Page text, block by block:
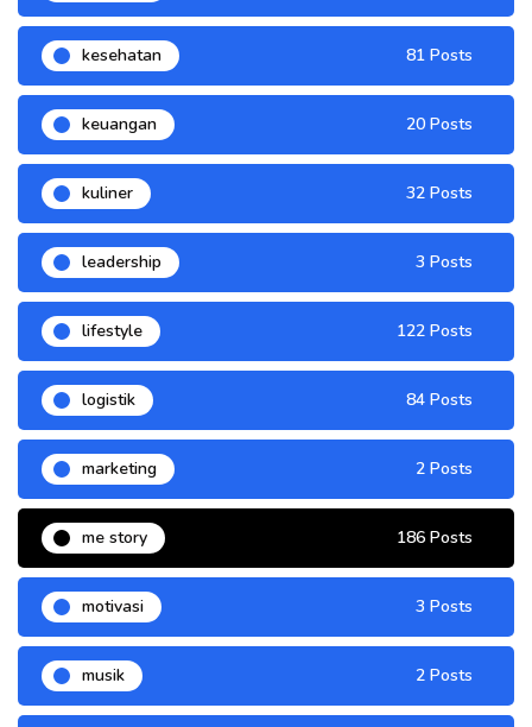
kesehatan 81 Posts
keuangan 20 Posts
kuliner 32 Posts
leadership 3 Posts
lifestyle 122 Posts
logistik 84 Posts
marketing 2 Posts
me story 186 Posts
motivasi 3 Posts
musik 2 Posts